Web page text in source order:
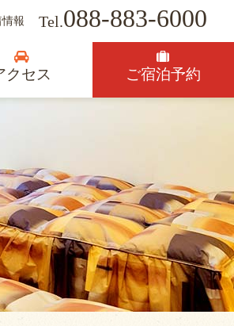
情報 Tel.088-883-6000
クセス ご宿泊予約